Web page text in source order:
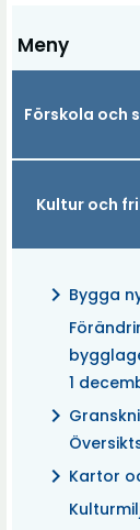
Meny
Förskola och
Kultur och
chevron_right Bygga
1
chevron_right
chevron_right Kartor